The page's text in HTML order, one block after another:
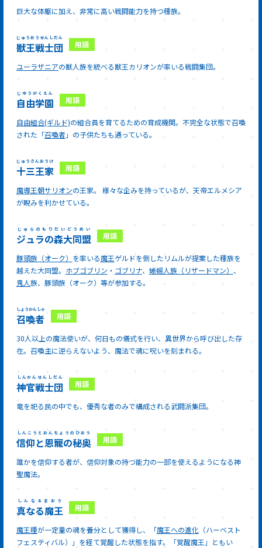
巨大な体躯に加え、非常に高い戦闘能力を持つ種族。
獣王戦士団
じゅうおうせんしだん
ユーラザニアの獣人族を統べる獣王カリオンが率いる戦闘集団。
自由学園
じゆうがくえん
自由組合(ギルド)の組合員を育てるための育成機関。不完全な状態で召喚
された「召喚者」の子供たちも通っている。
十三王家
じゅうさんおうけ
魔導王朝サリオンの王家。 様々な企みを持っているが、天帝エルメシア
が睨みを利かせている。
ジュラの森大同盟
じゅらのもりだいどうめい
豚頭族（オーク） を率いる魔王ゲルドを倒したリムルが提案した種族を
越えた大同盟。 ホブゴブリン ・ ゴブリナ、 蜥蜴人族（リザードマン） 、
鬼人族、豚頭族（オーク）等が参加する。
召喚者
しょうかんしゃ
30人以上の魔法使いが、何日もの儀式を行い、異世界から呼び出した存
在。召喚主に逆らえないよう、魔法で魂に呪いを刻まれる。
神官戦士団
しんかんせんしだん
竜を祀る民の中でも、優秀な者のみで構成される武闘派集団。
信仰と恩寵の秘奥
しんこうとおんちょうのひおう
誰かを信仰する者が、信仰対象の持つ能力の一部を使えるようになる神
聖魔法。
真なる魔王
しんなるまおう
魔王種が一定量の魂を養分として獲得し、「魔王への進化 （ハーベスト
フェスティバル）」を経て覚醒した状態を指す。「覚醒魔王」ともい